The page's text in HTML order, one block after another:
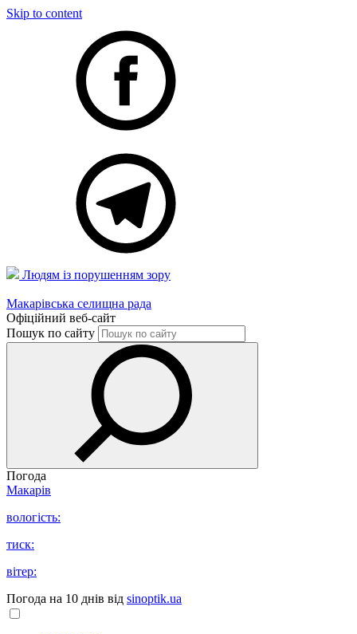
Skip to content
Людям із порушенням зору
Макарівська селищна рада
Офіційний веб-сайт
Пошук по сайту
Погода
Макарів
вологість:
тиск:
вітер:
Погода на 10 днів від sinoptik.ua